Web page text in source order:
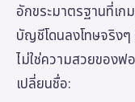
อักขระมาตรฐานที่เ
บัญชีโดนลงโทษจริงๆ
ไม่ใช่ความสวยของ
เปลี่ยนชื่อ: